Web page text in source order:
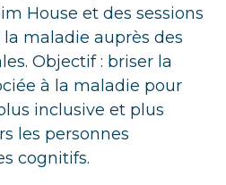
House et des sessions
maladie auprès des
Objectif : briser la
à la maladie pour
inclusive et plus
les personnes
cognitifs.